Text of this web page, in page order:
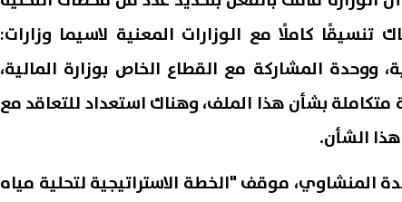
تنسيقًا كاملًا مع الوزارات المعنية لاسيما وزارات:
ووحدة المشاركة مع القطاع الخاص بوزارة المالية،
متكاملة بشأن هذا الملف، وهناك استعداد للتعاقد مع
الشأن.
المنشاوي، موقف "الخطة الاستراتيجية لتحلية مياه